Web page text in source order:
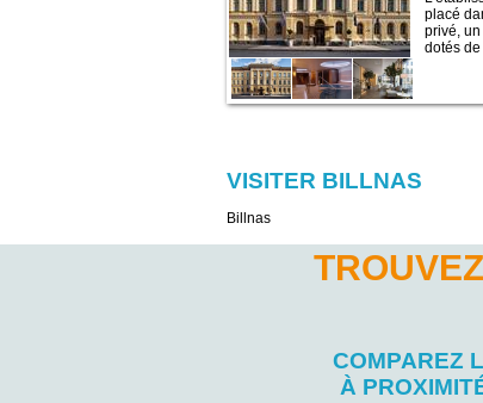
placé
privé,
dotés
VISITER BILLNAS
Billnas
COMPAREZ
À